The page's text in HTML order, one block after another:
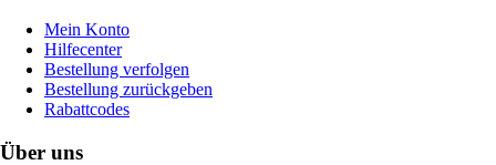
Mein Konto
Hilfecenter
Bestellung verfolgen
Bestellung zurückgeben
Rabattcodes
Über uns